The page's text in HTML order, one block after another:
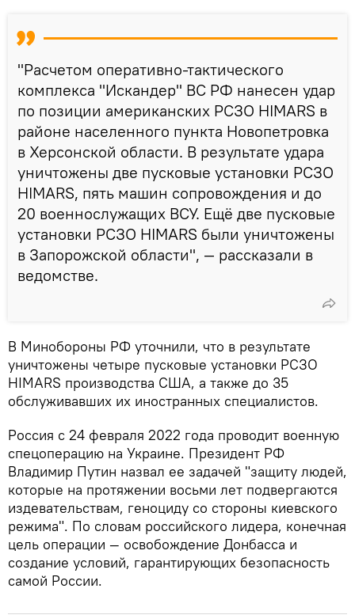
"Расчетом оперативно-тактического
комплекса "Искандер" ВС РФ нанесен удар
по позиции американских РСЗО HIMARS в
районе населенного пункта Новопетровка
в Херсонской области. В результате удара
уничтожены две пусковые установки РСЗО
HIMARS, пять машин сопровождения и до
20 военнослужащих ВСУ. Ещё две пусковые
установки РСЗО HIMARS были уничтожены
в Запорожской области", — рассказали в
ведомстве.
В Минобороны РФ уточнили, что в результате
уничтожены четыре пусковые установки РСЗО
HIMARS производства США, а также до 35
обслуживавших их иностранных специалистов.
Россия с 24 февраля 2022 года проводит военную
спецоперацию на Украине. Президент РФ
Владимир Путин назвал ее задачей "защиту людей,
которые на протяжении восьми лет подвергаются
издевательствам, геноциду со стороны киевского
режима". По словам российского лидера, конечная
цель операции — освобождение Донбасса и
создание условий, гарантирующих безопасность
самой России.